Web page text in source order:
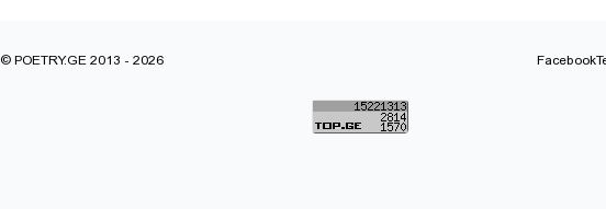
© POETRY.GE 2013 - 2026 Facebook